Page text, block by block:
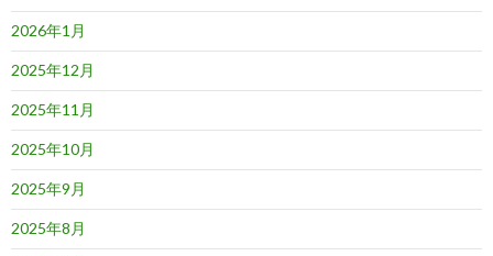
2026年1月
2025年12月
2025年11月
2025年10月
2025年9月
2025年8月